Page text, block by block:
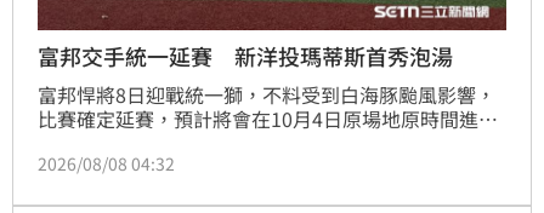
富邦交手統一延賽 新洋投瑪蒂斯首秀泡湯
富邦悍將8日迎戰統一獅，不料受到白海豚颱風影響，
比賽確定延賽，預計將會在10月4日原場地原時間進
2026/08/08 04:32